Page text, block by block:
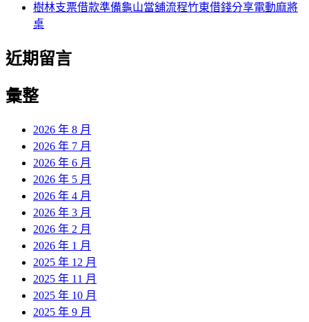
樹林支票借款準備龜山當舖流程竹東借錢分享電動麻將
桌
近期留言
彙整
2026 年 8 月
2026 年 7 月
2026 年 6 月
2026 年 5 月
2026 年 4 月
2026 年 3 月
2026 年 2 月
2026 年 1 月
2025 年 12 月
2025 年 11 月
2025 年 10 月
2025 年 9 月